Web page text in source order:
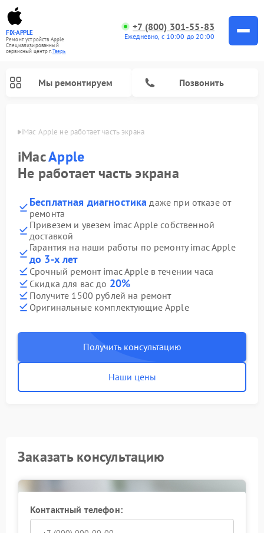
FIX-APPLE
Ремонт устройств Apple
Специализированный
cервисный центр г.Тверь
+7 (800) 301-55-83
Ежедневно, с 10:00 до 20:00
Мы ремонтируем Позвонить
iMac Apple не работает часть экрана
iMacApple
Не работает часть экрана
Бесплатная диагностика даже при отказе от
ремонта
Привезем и увезем imac Apple собственной
доставкой
Гарантия на наши работы по ремонту imac Apple
до 3-х лет
Срочный ремонт imac Apple в течении часа
Скидка для вас до 20%
Получите 1500 рублей на ремонт
Оригинальные комплектующие Apple
Получить консультацию
Наши цены
Заказать консультацию
Контактный телефон: